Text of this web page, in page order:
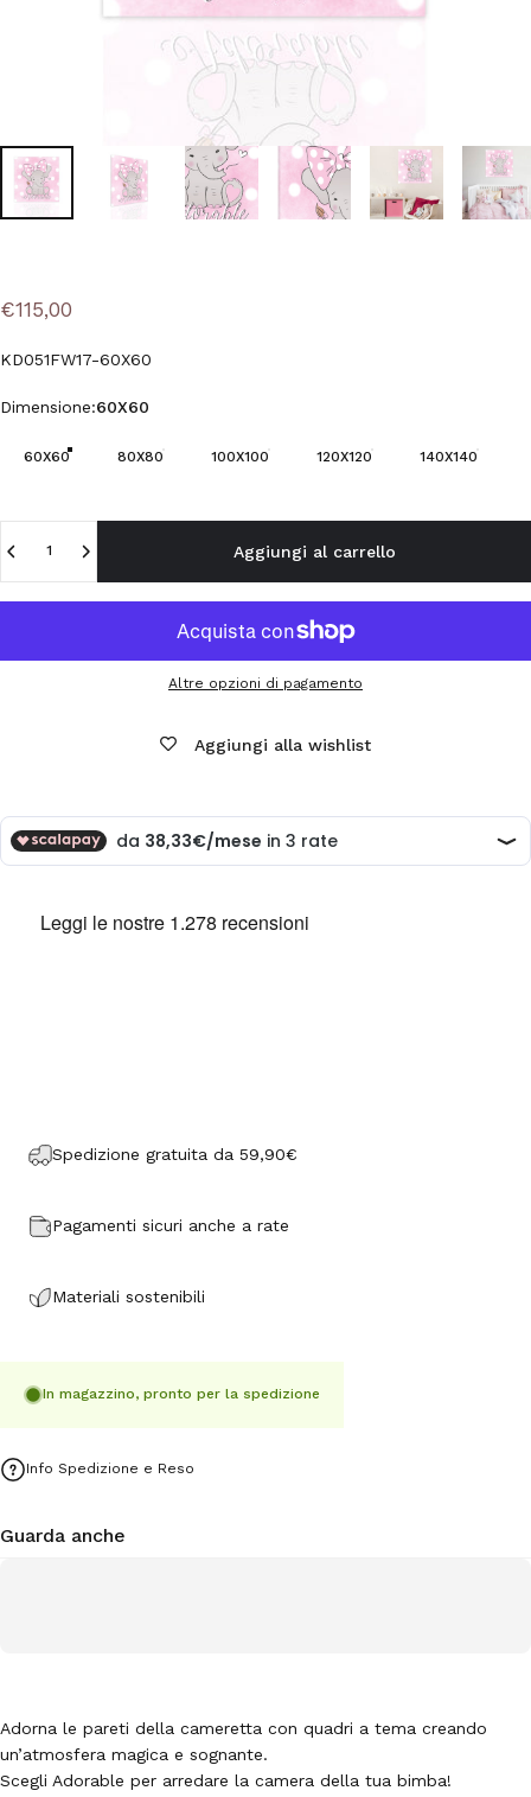
€115,00
KD051FW17-60X60
Dimensione
Dimensione:60X60
60X60 80X80 100X100 120X120 140X140
Aggiungi al carrello
Altre opzioni di pagamento
Aggiungi alla wishlist
Spedizione gratuita da 59,90€
Pagamenti sicuri anche a rate
Materiali sostenibili
In magazzino, pronto per la spedizione
Info Spedizione e Reso
Guarda anche
Adorna le pareti della cameretta con quadri a tema creando
un’atmosfera magica e sognante.
Scegli Adorable per arredare la camera della tua bimba!